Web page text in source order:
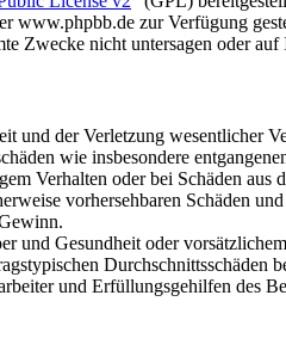
www.phpbb.de zur Verfügung
Zwecke nicht untersagen oder
und der Verletzung wesentlicher
wie insbesondere
Verhalten oder bei Schäden
vorhersehbaren Schäden
Gesundheit oder
Durchschnittsschäden
und Erfüllungsgehilfen des